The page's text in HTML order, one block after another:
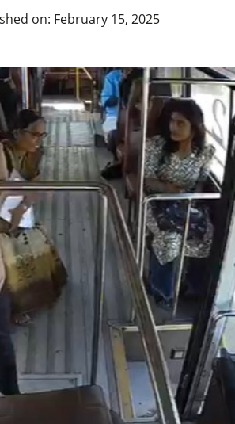
on: February 15, 2025